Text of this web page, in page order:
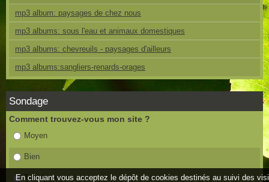
mp3 album: paysages de chez nous
mp3 albums: sous l'eau et animaux domestiques
mp3 albums: chevreuils - paysages d'ailleurs
mp3 albums:sangliers-renards-orages
Sondage
Comment trouvez-vous mon site ?
Moyen
Bien
Très bien
En cliquant vous acceptez le dépôt de cookies destinés au suivi des